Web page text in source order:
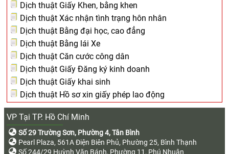
Dịch thuật Giấy Khen, bằng khen
Dịch thuật Xác nhận tình trạng hôn nhân
Dịch thuật Bằng đại học, cao đẳng
Dịch thuật Bằng lái Xe
Dịch thuật Căn cước công dân
Dịch thuật Giấy Đăng ký kinh doanh
Dịch thuật Giấy khai sinh
Dịch thuật Hồ sơ xin giấy phép lao động
VP Tại TP. Hồ Chí Minh
Số 29 Trường Sơn, Phường 4, Tân Bình
Pearl Plaza, 561A Điện Biên Phủ, Phường 25, Bình Thạnh
Số 244/29 Huỳnh Văn Bánh, Phường 11, Phú Nhuận